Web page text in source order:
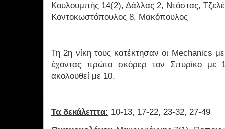
Κουλουμπής 14(2), Δάλλας 2, Ντόστας,
Κοντοκωστόπουλος 8, Μακόπουλος
Τη 2η νίκη τους κατέκτησαν οι Mechanics
έχοντας πρώτο σκόρερ τον Σπυρίκο με
ακολουθεί με 10.
Τα δεκάλεπτα: 10-13, 17-22, 23-32, 27-49